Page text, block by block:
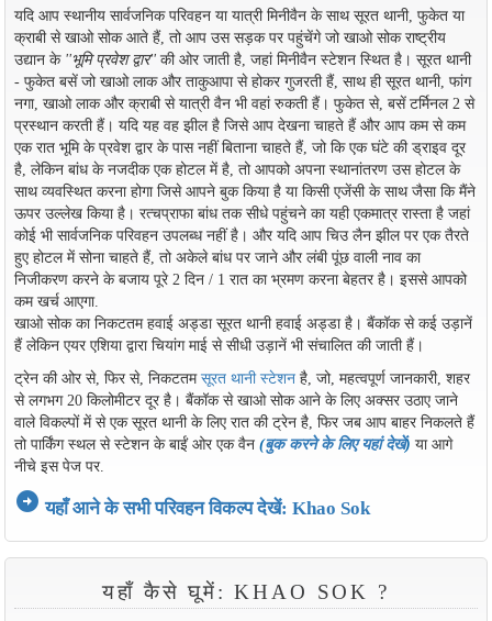
यदि आप स्थानीय सार्वजनिक परिवहन या यात्री मिनीवैन के साथ सूरत थानी, फुकेत या
क्राबी से खाओ सोक आते हैं, तो आप उस सड़क पर पहुंचेंगे जो खाओ सोक राष्ट्रीय
उद्यान के ''भूमि प्रवेश द्वार''की ओर जाती है, जहां मिनीवैन स्टेशन स्थित है। सूरत थानी
- फुकेत बसें जो खाओ लाक और ताकुआपा से होकर गुजरती हैं, साथ ही सूरत थानी, फांग
नगा, खाओ लाक और क्राबी से यात्री वैन भी वहां रुकती हैं। फुकेत से, बसें टर्मिनल 2 से
प्रस्थान करती हैं। यदि यह वह झील है जिसे आप देखना चाहते हैं और आप कम से कम
एक रात भूमि के प्रवेश द्वार के पास नहीं बिताना चाहते हैं, जो कि एक घंटे की ड्राइव दूर
है, लेकिन बांध के नजदीक एक होटल में है, तो आपको अपना स्थानांतरण उस होटल के
साथ व्यवस्थित करना होगा जिसे आपने बुक किया है या किसी एजेंसी के साथ जैसा कि मैंने
ऊपर उल्लेख किया है। रत्चप्राफा बांध तक सीधे पहुंचने का यही एकमात्र रास्ता है जहां
कोई भी सार्वजनिक परिवहन उपलब्ध नहीं है। और यदि आप चिउ लैन झील पर एक तैरते
हुए होटल में सोना चाहते हैं, तो अकेले बांध पर जाने और लंबी पूंछ वाली नाव का
निजीकरण करने के बजाय पूरे 2 दिन / 1 रात का भ्रमण करना बेहतर है। इससे आपको
कम खर्च आएगा.
खाओ सोक का निकटतम हवाई अड्डा सूरत थानी हवाई अड्डा है। बैंकॉक से कई उड़ानें
हैं लेकिन एयर एशिया द्वारा चियांग माई से सीधी उड़ानें भी संचालित की जाती हैं।
ट्रेन की ओर से, फिर से, निकटतमसूरत थानी स्टेशनहै, जो, महत्वपूर्ण जानकारी, शहर
से लगभग 20 किलोमीटर दूर है। बैंकॉक से खाओ सोक आने के लिए अक्सर उठाए जाने
वाले विकल्पों में से एक सूरत थानी के लिए रात की ट्रेन है, फिर जब आप बाहर निकलते हैं
तो पार्किंग स्थल से स्टेशन के बाईं ओर एक वैन (बुक करने के लिए यहां देखें) या आगे
नीचे इस पेज पर.
arrow_circle_right यहाँ आने के सभी परिवहन विकल्प देखें: Khao Sok
यहाँ कैसे घूमें: KHAO SOK ?